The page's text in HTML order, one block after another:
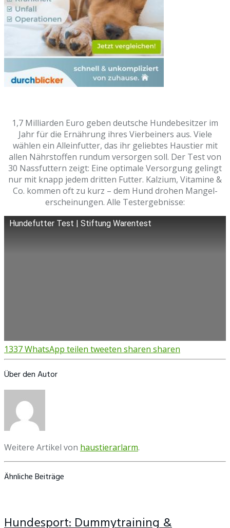
1,7 Milliarden Euro geben deutsche Hunde­besitzer im
Jahr für die Ernährung ihres Vier­beiners aus. Viele
wählen ein Allein­futter, das ihr geliebtes Haustier mit
allen Nähr­stoffen rundum versorgen soll. Der Test von
30 Nass­futtern zeigt: Eine optimale Versorgung gelingt
nur mit knapp jedem dritten Futter. Kalzium, Vitamine &
Co. kommen oft zu kurz – dem Hund drohen Mangel­
erscheinungen. Alle Testergebnisse:
Hundefutter Test | Stiftung Warentest
1337WhatsApp teilen tweeten sharen sharen
Über den Autor
Weitere Artikel von haustierarlarm.
Ähnliche Beiträge
Hundesport: Dummytraining &